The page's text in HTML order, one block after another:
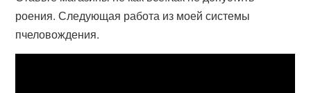
роения. Следующая работа из моей системы
пчеловождения.